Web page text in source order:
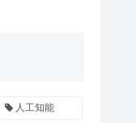
人工知能